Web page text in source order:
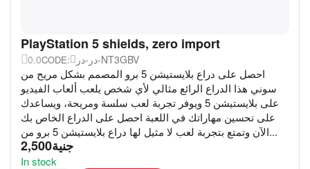
PlayStation 5 shields, zero import
0.0CODE: در-در-NT3GBV
احصل على دراع بلايستيشن 5 برو المصمم بشكل مريح من
سوني هذا الدراع الرائع مثالي لأي شخص يلعب ألعاب الفيديو
على بلايستيشن 5 ويوفر تجربة لعب سلسة ومريحة، ويساعدك
على تحسين مهاراتك في اللعبة احصل على الدراع الخاص بك
الآن وتمتع بتجربة لعب لا مثيل لها دراع بلايستيشن 5 برو من...
جنية2,500
In stock